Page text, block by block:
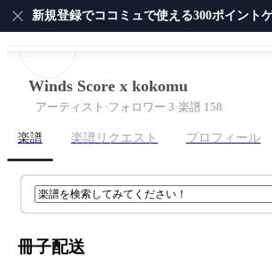
新規登録でココミュで使える300ポイント
ホーム
ピアノ ギター サクソフ
Winds Score x kokomu
アーティスト ·フォロワー 3·楽譜 158
楽譜 楽譜リクエスト プロフィール
冊子配送